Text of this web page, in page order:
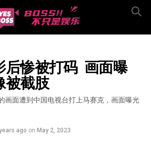
后惨被打码  画面曝
被截肢
画面遭到中国电视台打上马赛克，画面曝光
ago on May 2, 2023